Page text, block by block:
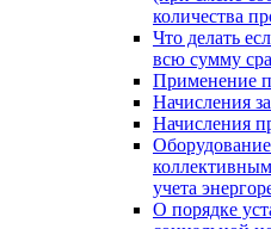
количества
Что делать
всю сумму
Применение
Начисления
Начисления
учета
О порядке